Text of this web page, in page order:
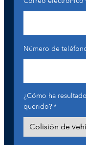
Número de
¿Cómo ha
querido?*